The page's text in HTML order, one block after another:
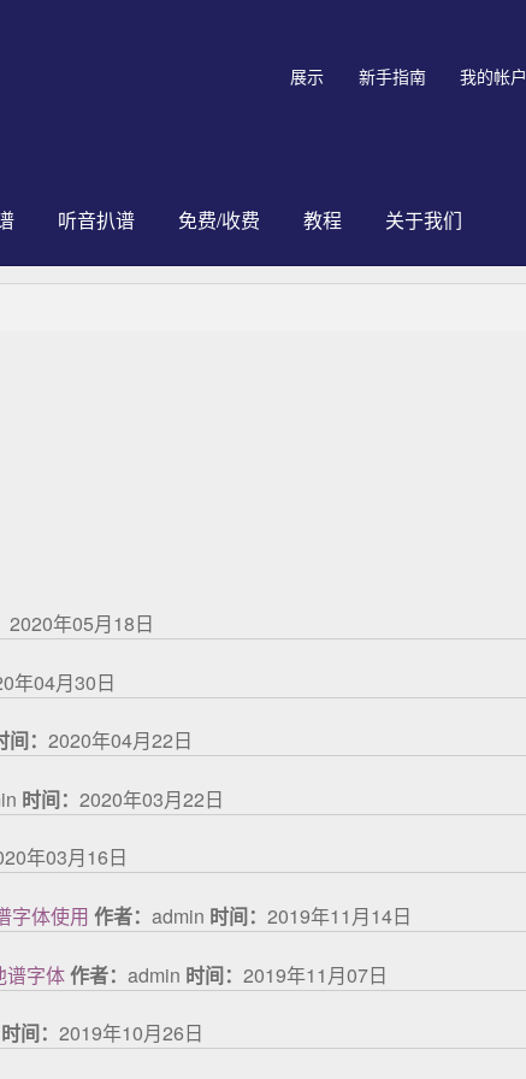
展示 新手指南 我的帐户
听音扒谱 免费/收费 教程 关于我们
2020年05月18日
年04月30日
间：2020年04月22日
时间：2020年03月22日
年03月16日
字体使用 作者：admin 时间：2019年11月14日
谱字体作者：admin 时间：2019年11月07日
时间：2019年10月26日